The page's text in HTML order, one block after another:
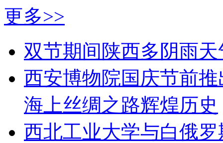
更多>>
双节期间陕西多阴雨
西安博物院国庆节前
海上丝绸之路辉煌历史
西北工业大学与白俄